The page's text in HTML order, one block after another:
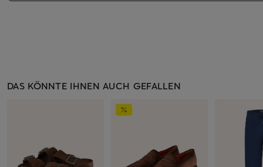
DAS KÖNNTE IHNEN AUCH GEFALLEN